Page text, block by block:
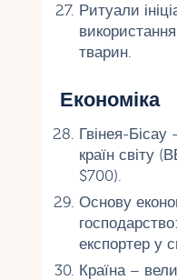
Ритуали
тварин.
Економіка
Гвінея-
країн світу
$700).
Основу
експортер у
Країна –